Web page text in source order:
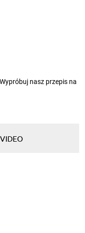
nasz przepis na